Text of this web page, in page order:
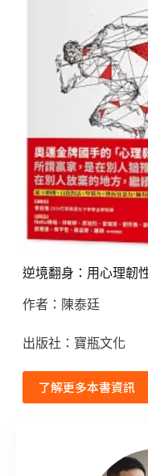
逆境翻身：用心理韌
作者：陳泰廷
出版社：寶瓶文化
了解更多本書資訊